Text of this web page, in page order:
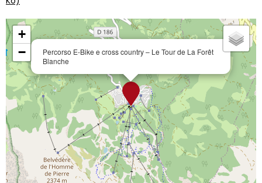
Percorso E-Bike e cross country – Le Tour de La Forêt
Blanche
+
−